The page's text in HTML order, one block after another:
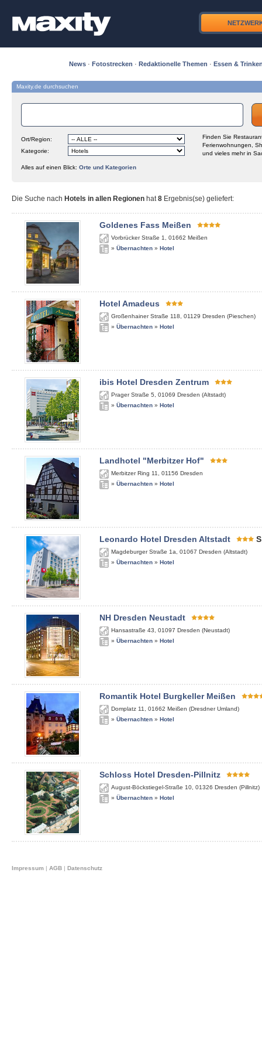
News · Fotostrecken · Redaktionelle Themen · Essen &
Maxity.de durchsuchen
Ort/Region:
Kategorie:
Finden Sie
Ferienwohnungen,
und vieles mehr in
Alles auf einen Blick: Orte und Kategorien
Die Suche nach Hotels in allen Regionen hat8 Ergebnis(se) geliefert:
Goldenes Fass Meißen
Vorbrücker Straße 1 01662 Meißen
» Übernachten » Hotel
Hotel Amadeus
Großenhainer Straße 118 01129 Dresden (Pieschen)
» Übernachten » Hotel
ibis Hotel Dresden Zentrum
Prager Straße 5 01069 Dresden (Altstadt)
» Übernachten » Hotel
Landhotel "Merbitzer Hof"
Merbitzer Ring 11 01156 Dresden
» Übernachten » Hotel
Leonardo Hotel Dresden Altstadt S
Magdeburger Straße 1a 01067 Dresden (Altstadt)
» Übernachten » Hotel
NH Dresden Neustadt
Hansastraße 43 01097 Dresden (Neustadt)
» Übernachten » Hotel
Romantik Hotel Burgkeller Meißen
Domplatz 11 01662 Meißen (Dresdner Umland)
» Übernachten » Hotel
Schloss Hotel Dresden-Pillnitz
August-Böckstiegel-Straße 10 01326 Dresden (Pillnitz)
» Übernachten » Hotel
Impressum | AGB | Datenschutz